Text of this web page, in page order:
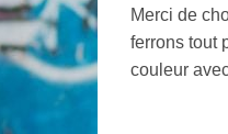
Merci de
ferrons tout
couleur